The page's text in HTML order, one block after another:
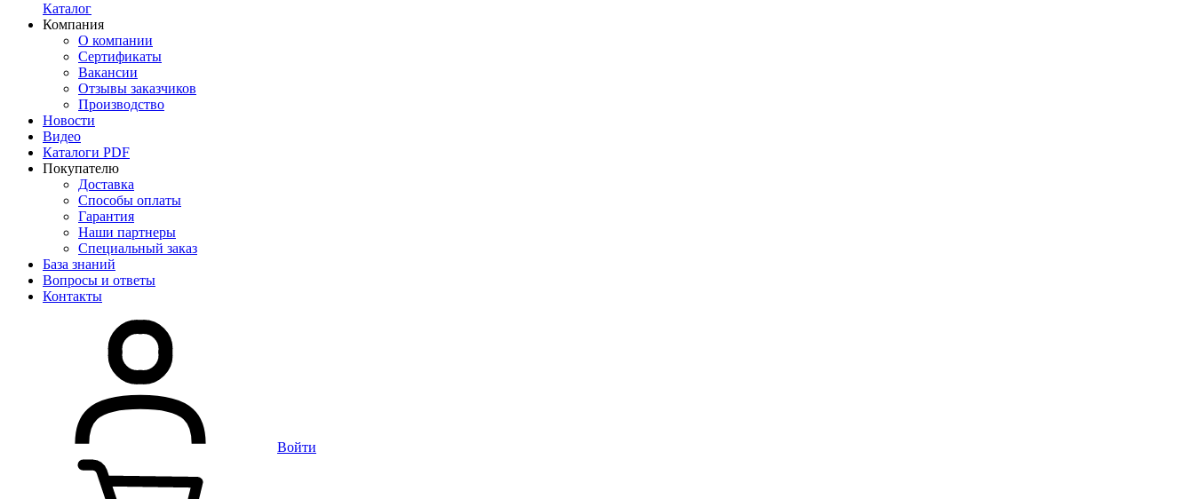
Каталог
Компания
О компании
Сертификаты
Вакансии
Отзывы заказчиков
Производство
Новости
Видео
Каталоги PDF
Покупателю
Доставка
Способы оплаты
Гарантия
Наши партнеры
Специальный заказ
База знаний
Вопросы и ответы
Контакты
Войти